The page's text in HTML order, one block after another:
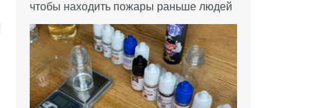
чтобы находить пожары раньше людей